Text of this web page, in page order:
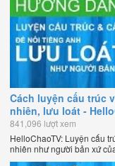
Cách luyện cấu trúc
nhiên, lưu loát -
841,096 lượt xem
HelloChaoTV: Luyện cấu
nhiên như người bản xứ
HelloChao.vn - Trang web